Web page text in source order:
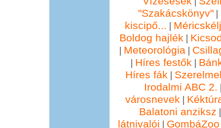
"Szakácskönyv" |
kiscipő... |
Boldog hajlék |
| Meteorológia|
| Híres festők |
Híres fák |
Irodalmi ABC 2.
városnevek |
Balatoni anziksz
látnivalói |